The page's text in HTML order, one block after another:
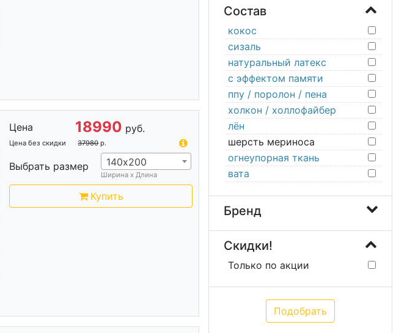
Цена 18990 руб.
Цена без скидки 37980 р.
Выбрать размер 140х200
Ширина х Длина
Купить
Состав
кокос
сизаль
натуральный латекс
с эффектом памяти
ппу / поролон / пена
холкон / холлофайбер
лён
шерсть мериноса
огнеупорная ткань
вата
Бренд
Скидки!
Только по акции